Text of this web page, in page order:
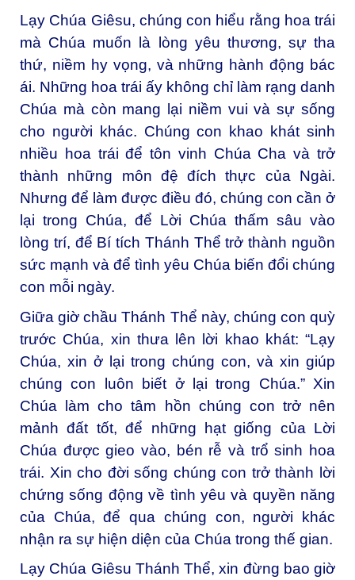
Lạy Chúa Giêsu, chúng con hiểu rằng hoa trái
mà Chúa muốn là lòng yêu thương, sự tha
thứ, niềm hy vọng, và những hành động bác
ái. Những hoa trái ấy không chỉ làm rạng danh
Chúa mà còn mang lại niềm vui và sự sống
cho người khác. Chúng con khao khát sinh
nhiều hoa trái để tôn vinh Chúa Cha và trở
thành những môn đệ đích thực của Ngài.
Nhưng để làm được điều đó, chúng con cần ở
lại trong Chúa, để Lời Chúa thấm sâu vào
lòng trí, để Bí tích Thánh Thể trở thành nguồn
sức mạnh và để tình yêu Chúa biến đổi chúng
con mỗi ngày.
Giữa giờ chầu Thánh Thể này, chúng con quỳ
trước Chúa, xin thưa lên lời khao khát: “Lạy
Chúa, xin ở lại trong chúng con, và xin giúp
chúng con luôn biết ở lại trong Chúa.” Xin
Chúa làm cho tâm hồn chúng con trở nên
mảnh đất tốt, để những hạt giống của Lời
Chúa được gieo vào, bén rễ và trổ sinh hoa
trái. Xin cho đời sống chúng con trở thành lời
chứng sống động về tình yêu và quyền năng
của Chúa, để qua chúng con, người khác
nhận ra sự hiện diện của Chúa trong thế gian.
Lạy Chúa Giêsu Thánh Thể, xin đừng bao giờ